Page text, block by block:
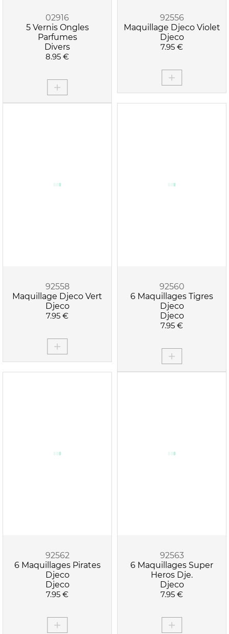
02916
5 Vernis Ongles
Parfumes
Divers
8.95 €
92556
Maquillage Djeco Violet
Djeco
7.95 €
92558
Maquillage Djeco Vert
Djeco
7.95 €
92560
6 Maquillages Tigres
Djeco
Djeco
7.95 €
92562
6 Maquillages Pirates
Djeco
Djeco
7.95 €
92563
6 Maquillages Super
Heros Dje.
Djeco
7.95 €